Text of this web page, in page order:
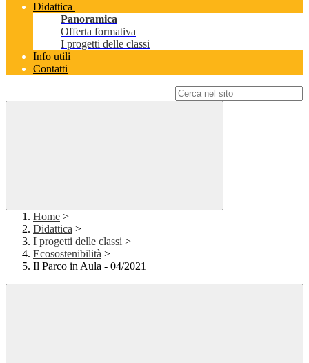
Didattica
Panoramica
Offerta formativa
I progetti delle classi
Info utili
Contatti
Home >
Didattica >
I progetti delle classi >
Ecosostenibilità >
Il Parco in Aula - 04/2021